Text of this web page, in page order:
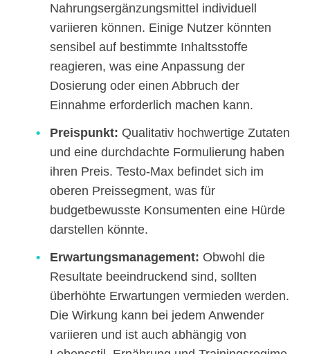
Nahrungsergänzungsmittel individuell
variieren können. Einige Nutzer könnten
sensibel auf bestimmte Inhaltsstoffe
reagieren, was eine Anpassung der
Dosierung oder einen Abbruch der
Einnahme erforderlich machen kann.
Preispunkt: Qualitativ hochwertige Zutaten
und eine durchdachte Formulierung haben
ihren Preis. Testo-Max befindet sich im
oberen Preissegment, was für
budgetbewusste Konsumenten eine Hürde
darstellen könnte.
Erwartungsmanagement: Obwohl die
Resultate beeindruckend sind, sollten
überhöhte Erwartungen vermieden werden.
Die Wirkung kann bei jedem Anwender
variieren und ist auch abhängig von